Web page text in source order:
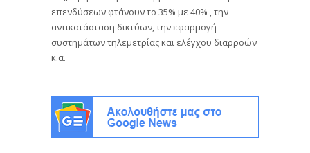
επενδύσεων φτάνουν το 35% με 40% , την
αντικατάσταση δικτύων, την εφαρμογή
συστημάτων τηλεμετρίας και ελέγχου διαρροών
κ.α.